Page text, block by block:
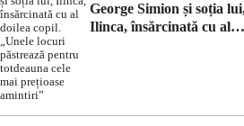
George Simion și soția
Ilinca, însărcinată cu al